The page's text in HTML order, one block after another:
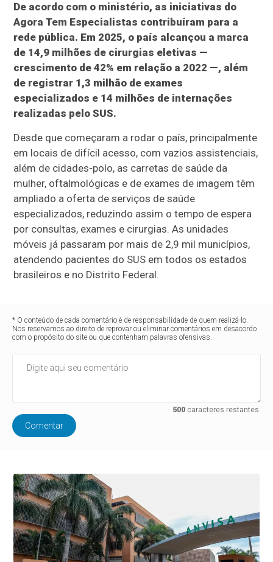
De acordo com o ministério, as iniciativas do
Agora Tem Especialistas contribuíram para a
rede pública. Em 2025, o país alcançou a marca
de 14,9 milhões de cirurgias eletivas —
crescimento de 42% em relação a 2022 —, além
de registrar 1,3 milhão de exames
especializados e 14 milhões de internações
realizadas pelo SUS.
Desde que começaram a rodar o país, principalmente
em locais de difícil acesso, com vazios assistenciais,
além de cidades-polo, as carretas de saúde da
mulher, oftalmológicas e de exames de imagem têm
ampliado a oferta de serviços de saúde
especializados, reduzindo assim o tempo de espera
por consultas, exames e cirurgias. As unidades
móveis já passaram por mais de 2,9 mil municípios,
atendendo pacientes do SUS em todos os estados
brasileiros e no Distrito Federal.
* O conteúdo de cada comentário é de responsabilidade de quem realizá-lo.
Nos reservamos ao direito de reprovar ou eliminar comentários em desacordo
com o propósito do site ou que contenham palavras ofensivas.
500caracteres restantes.
Comentar